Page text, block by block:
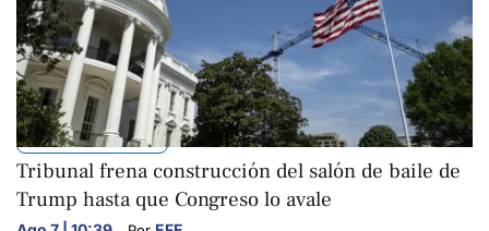
INTERNACIONALES
Tribunal frena construcción del salón de baile de
Trump hasta que Congreso lo avale